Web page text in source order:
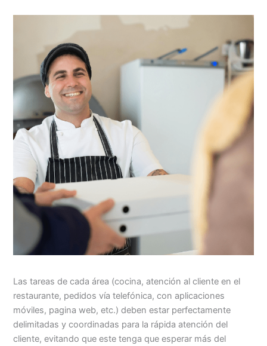
Las tareas de cada área (cocina, atención al cliente en el
restaurante, pedidos vía telefónica, con aplicaciones
móviles, pagina web, etc.) deben estar perfectamente
delimitadas y coordinadas para la rápida atención del
cliente, evitando que este tenga que esperar más del